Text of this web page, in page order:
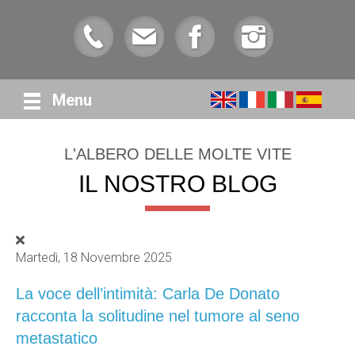
Menu
L'ALBERO DELLE MOLTE VITE
IL NOSTRO BLOG
Martedì, 18 Novembre 2025
La voce dell’intimità: Carla De Donato
racconta la solitudine nel tumore al seno
metastatico